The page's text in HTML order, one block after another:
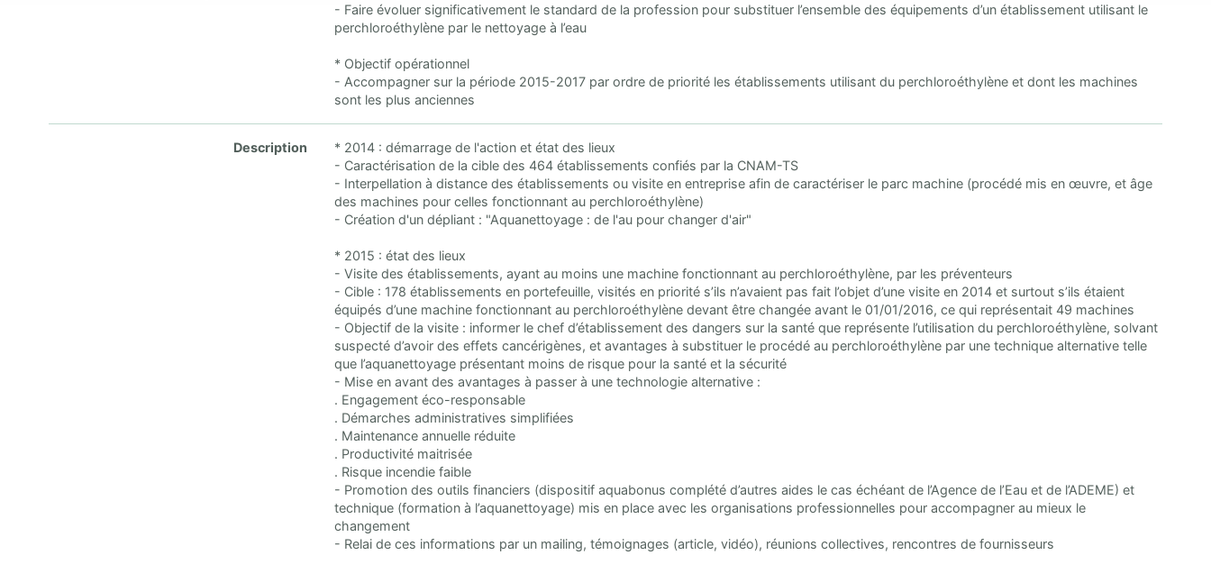
- Faire évoluer significativement le standard de la profession pour substituer l’ensemble des équipements d’un établissement utilisant le
perchloroéthylène par le nettoyage à l’eau
* Objectif opérationnel
- Accompagner sur la période 2015-2017 par ordre de priorité les établissements utilisant du perchloroéthylène et dont les machines
sont les plus anciennes
Description
* 2014 : démarrage de l'action et état des lieux
- Caractérisation de la cible des 464 établissements confiés par la CNAM-TS
- Interpellation à distance des établissements ou visite en entreprise afin de caractériser le parc machine (procédé mis en œuvre, et âge
des machines pour celles fonctionnant au perchloroéthylène)
- Création d'un dépliant : "Aquanettoyage : de l'au pour changer d'air"
* 2015 : état des lieux
- Visite des établissements, ayant au moins une machine fonctionnant au perchloroéthylène, par les préventeurs
- Cible : 178 établissements en portefeuille, visités en priorité s’ils n’avaient pas fait l’objet d’une visite en 2014 et surtout s’ils étaient
équipés d’une machine fonctionnant au perchloroéthylène devant être changée avant le 01/01/2016, ce qui représentait 49 machines
- Objectif de la visite : informer le chef d’établissement des dangers sur la santé que représente l’utilisation du perchloroéthylène, solvant
suspecté d’avoir des effets cancérigènes, et avantages à substituer le procédé au perchloroéthylène par une technique alternative telle
que l’aquanettoyage présentant moins de risque pour la santé et la sécurité
- Mise en avant des avantages à passer à une technologie alternative :
. Engagement éco-responsable
. Démarches administratives simplifiées
. Maintenance annuelle réduite
. Productivité maitrisée
. Risque incendie faible
- Promotion des outils financiers (dispositif aquabonus complété d’autres aides le cas échéant de l’Agence de l’Eau et de l’ADEME) et
technique (formation à l’aquanettoyage) mis en place avec les organisations professionnelles pour accompagner au mieux le
changement
- Relai de ces informations par un mailing, témoignages (article, vidéo), réunions collectives, rencontres de fournisseurs